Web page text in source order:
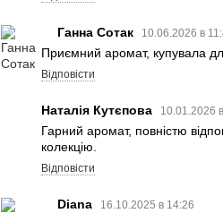
Ганна Сотак 10.06.2026 в
Приємний аромат, купувала
Відповісти
Наталія Кутєпова 10.01.2026
Гарний аромат, повністю
колекцію.
Відповісти
Diana 16.10.2025 в 14:26